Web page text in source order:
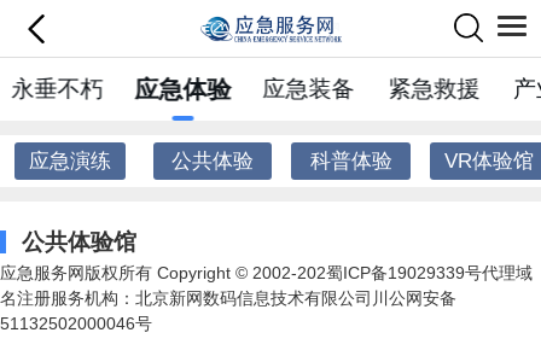
永垂不朽 应急体验 应急装备 紧急救援
应急演练
公共体验
科普体验
VR体验馆
公共体验馆
应急服务网版权所有 Copyright © 2002-202蜀ICP备19029339号代理域
名注册服务机构：北京新网数码信息技术有限公司川公网安备
51132502000046号